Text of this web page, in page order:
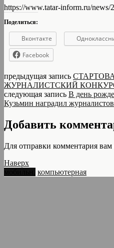
https://www.tatar-inform.ru/news/
Поделиться:
Вконтакте
Facebook
предыдущая запись
ЖУРНАЛИСТСКИЙ
следующая запись В день
Кузьмин наградил журналистов
Добавить
Для отправки комментария
Наверх
компьютерная